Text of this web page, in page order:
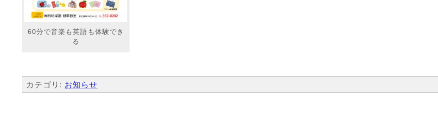
60分で音楽も英語も体験でき
る
カテゴリ: お知らせ